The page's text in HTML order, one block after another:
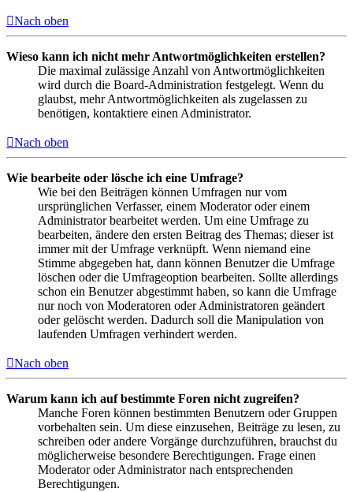
Nach oben
Wieso kann ich nicht mehr Antwortmöglichkeiten erstellen?
Die maximal zulässige Anzahl von Antwortmöglichkeiten
wird durch die Board-Administration festgelegt. Wenn du
glaubst, mehr Antwortmöglichkeiten als zugelassen zu
benötigen, kontaktiere einen Administrator.
Nach oben
Wie bearbeite oder lösche ich eine Umfrage?
Wie bei den Beiträgen können Umfragen nur vom
ursprünglichen Verfasser, einem Moderator oder einem
Administrator bearbeitet werden. Um eine Umfrage zu
bearbeiten, ändere den ersten Beitrag des Themas; dieser ist
immer mit der Umfrage verknüpft. Wenn niemand eine
Stimme abgegeben hat, dann können Benutzer die Umfrage
löschen oder die Umfrageoption bearbeiten. Sollte allerdings
schon ein Benutzer abgestimmt haben, so kann die Umfrage
nur noch von Moderatoren oder Administratoren geändert
oder gelöscht werden. Dadurch soll die Manipulation von
laufenden Umfragen verhindert werden.
Nach oben
Warum kann ich auf bestimmte Foren nicht zugreifen?
Manche Foren können bestimmten Benutzern oder Gruppen
vorbehalten sein. Um diese einzusehen, Beiträge zu lesen, zu
schreiben oder andere Vorgänge durchzuführen, brauchst du
möglicherweise besondere Berechtigungen. Frage einen
Moderator oder Administrator nach entsprechenden
Berechtigungen.